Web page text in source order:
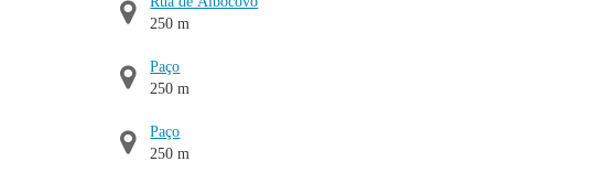
250 m
Paço
250 m
Paço
250 m